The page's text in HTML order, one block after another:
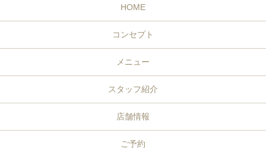
HOME
コンセプト
メニュー
スタッフ紹介
店舗情報
ご予約